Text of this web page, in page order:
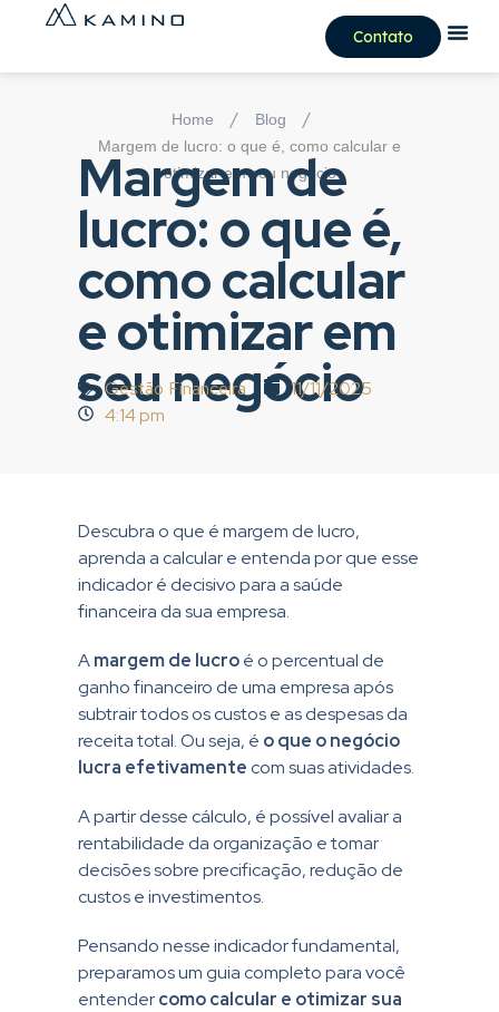
Contato
Home / Blog /
Margem de lucro: o que é, como calcular e
otimizar em seu negócio
Margem de
lucro: o que é,
como calcular
e otimizar em
seu negócio
Gestão Financeira
11/11/2025
4:14 pm
Descubra o que é margem de lucro,
aprenda a calcular e entenda por que esse
indicador é decisivo para a saúde
financeira da sua empresa.
Amargem de lucroé o percentual de
ganho financeiro de uma empresa após
subtrair todos os custos e as despesas da
receita total. Ou seja, é o que o negócio
lucra efetivamente com suas atividades.
A partir desse cálculo, é possível avaliar a
rentabilidade da organização e tomar
decisões sobre precificação, redução de
custos e investimentos.
Pensando nesse indicador fundamental,
preparamos um guia completo para você
entendercomo calcular e otimizar sua